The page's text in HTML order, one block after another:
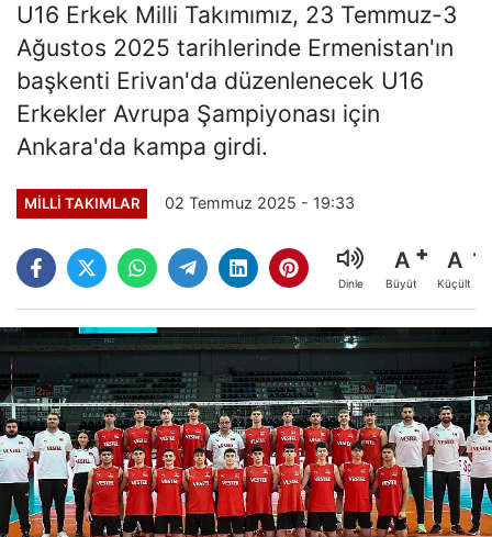
U16 Erkek Milli Takımımız, 23 Temmuz-3
Ağustos 2025 tarihlerinde Ermenistan'ın
başkenti Erivan'da düzenlenecek U16
Erkekler Avrupa Şampiyonası için
Ankara'da kampa girdi.
MILLI TAKIMLAR 02 Temmuz 2025 - 19:33
Dinle
A
Büyüt
A
Küçült